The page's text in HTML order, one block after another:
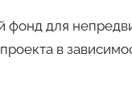
фонд для
в